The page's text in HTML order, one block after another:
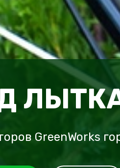
GreenWorks